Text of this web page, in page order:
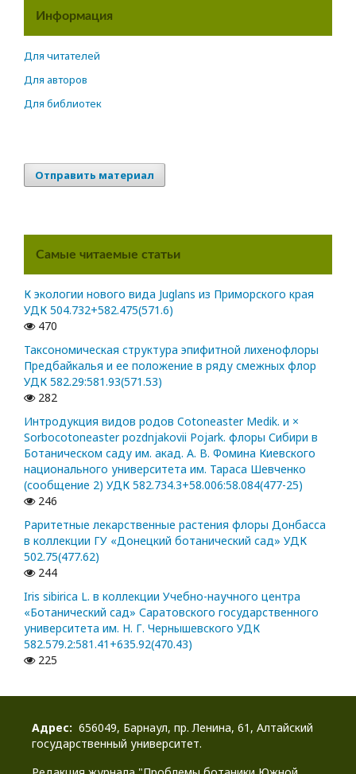
Информация
Для читателей
Для авторов
Для библиотек
Отправить материал
Самые читаемые статьи
К экологии нового вида Juglans из Приморского края
УДК 504.732+582.475(571.6)
470
Таксономическая структура эпифитной лихенофлоры
Предбайкалья и ее положение в ряду смежных флор
УДК 582.29:581.93(571.53)
282
Интродукция видов родов Cotoneaster Medik. и ×
Sorbocotoneaster pozdnjakovii Pojark. флоры Сибири в
Ботаническом саду им. акад. А. В. Фомина Киевского
национального университета им. Тараса Шевченко
(сообщение 2) УДК 582.734.3+58.006:58.084(477-25)
246
Раритетные лекарственные растения флоры Донбасса
в коллекции ГУ «Донецкий ботанический сад» УДК
502.75(477.62)
244
Iris sibirica L. в коллекции Учебно-научного центра
«Ботанический сад» Саратовского государственного
университета им. Н. Г. Чернышевского УДК
582.579.2:581.41+635.92(470.43)
225
Адрес: 656049, Барнаул, пр. Ленина, 61, Алтайский
государственный университет.